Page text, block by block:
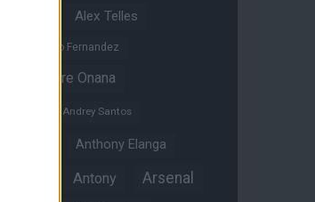
Alex Telles
Alvaro Fernandez
Andre Onana
Andrey Santos
Anthony Elanga
Antony Arsenal